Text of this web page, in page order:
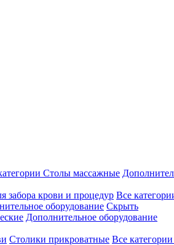
Столы массажные
забора крови и процедур Все
оборудование Скрыть
Дополнительное оборудование
Столики прикроватные Все категории